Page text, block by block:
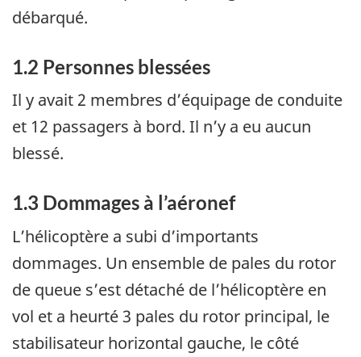
débarqué.
1.2 Personnes blessées
Il y avait 2 membres d’équipage de conduite
et 12 passagers à bord. Il n’y a eu aucun
blessé.
1.3 Dommages à l’aéronef
L’hélicoptère a subi d’importants
dommages. Un ensemble de pales du rotor
de queue s’est détaché de l’hélicoptère en
vol et a heurté 3 pales du rotor principal, le
stabilisateur horizontal gauche, le côté